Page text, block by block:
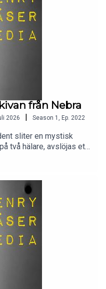
från Nebra
2026 | Season 1 , Ep. 2022
sliter en mystisk
två hälare, avslöjas ett
forskarna. Men vad var
visade den? Och hur
Wikipedia säger sitt